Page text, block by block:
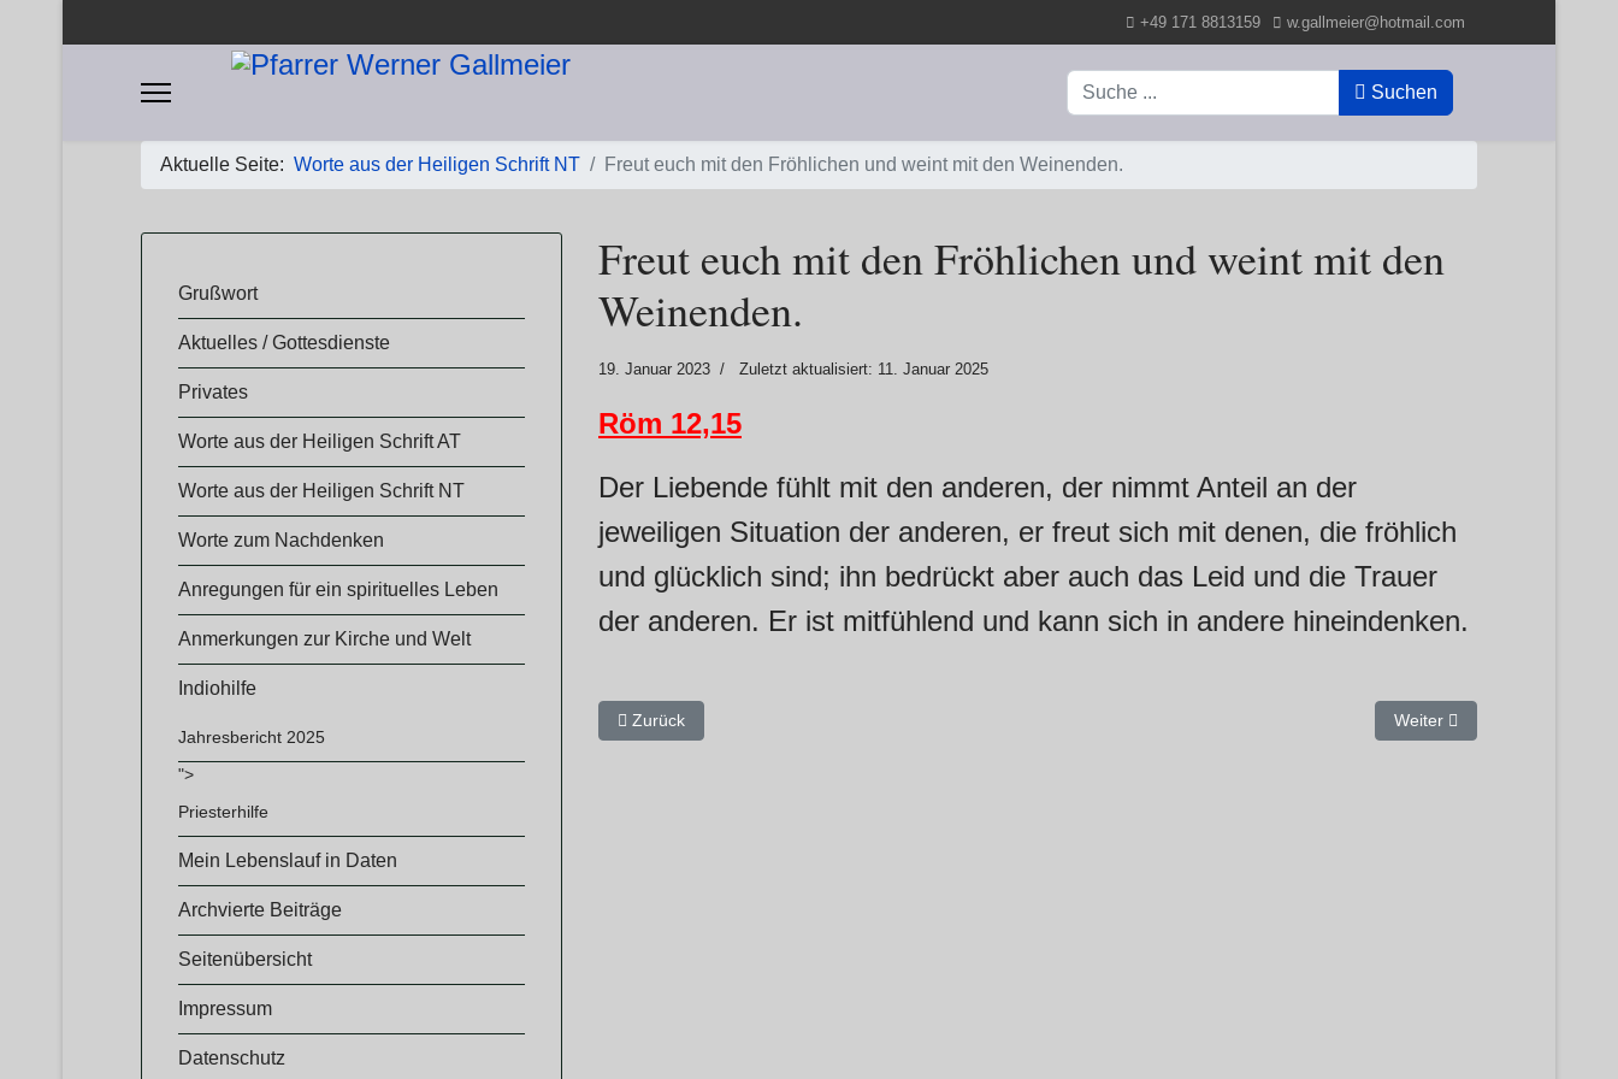
+49 171 8813159 w.gallmeier@hotmail.com
Suchen Suchen
Aktuelle Seite: Worte aus der Heiligen Schrift NT Freut euch mit den Fröhlichen und weint mit den Weinenden.
​​Grußwort
Aktuelles / Gottesdienste
Privates
Worte aus der Heiligen Schrift AT
Worte aus der Heiligen Schrift NT
Worte zum Nachdenken
Anregungen für ein spirituelles Leben
Anmerkungen zur Kirche und Welt
Indiohilfe
Jahresbericht 2025
">
Priesterhilfe
Mein Lebenslauf in Daten
Archvierte Beiträge
Seitenübersicht
Impressum
Datenschutz
Freut euch mit den Fröhlichen und weint mit den
Weinenden.
19. Januar 2023 Zuletzt aktualisiert: 11. Januar 2025
Röm 12,15
Der Liebende fühlt mit den anderen, der nimmt Anteil an der
jeweiligen Situation der anderen, er freut sich mit denen, die fröhlich
und glücklich sind; ihn bedrückt aber auch das Leid und die Trauer
der anderen. Er ist mitfühlend und kann sich in andere hineindenken.
Vorheriger Beitrag: Seid euch in brüderllcher Liebe zugetan, übertrefft euch in gegenseitiger Achtung.
Zurück Nächster Beitrag: Vergeltet
Weiter